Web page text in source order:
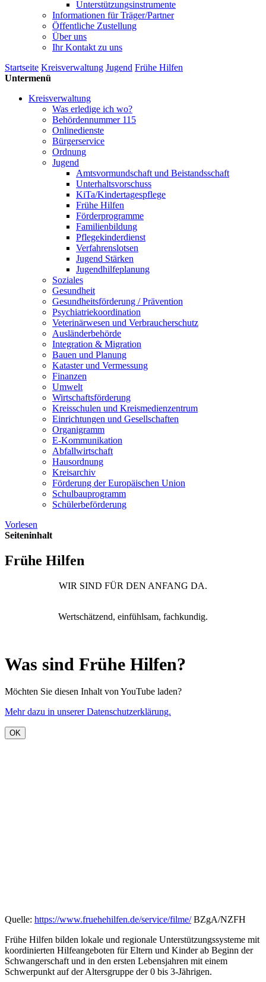
Unterstützungs­instrumente
Informationen für Träger/Partner
Öffentliche Zustellung
Über uns
Ihr Kontakt zu uns
Startseite Kreisverwaltung Jugend Frühe Hilfen
Untermenü
Kreisverwaltung
Was erledige ich wo?
Behördennummer 115
Onlinedienste
Bürgerservice
Ordnung
Jugend
Amtsvormundschaft und Beistandsschaft
Unterhaltsvorschuss
KiTa/Kindertagespflege
Frühe Hilfen
Förderprogramme
Familienbildung
Pflegekinderdienst
Verfahrenslotsen
Jugend Stärken
Jugendhilfeplanung
Soziales
Gesundheit
Gesundheits­förderung / Prävention
Psychiatriekoordination
Veterinärwesen und Verbraucherschutz
Ausländerbehörde
Integration & Migration
Bauen und Planung
Kataster und Vermessung
Finanzen
Umwelt
Wirtschaftsförderung
Kreisschulen und Kreismedienzentrum
Einrichtungen und Gesellschaften
Organigramm
E-Kommunikation
Abfallwirtschaft
Hausordnung
Kreisarchiv
Förderung der Europäischen Union
Schulbauprogramm
Schülerbeförderung
Vorlesen
Seiteninhalt
Frühe Hilfen
WIR SIND FÜR DEN ANFANG DA.
Wertschätzend, einfühlsam, fachkundig.
Was sind Frühe Hilfen?
Möchten Sie diesen Inhalt von YouTube laden?
Mehr dazu in unserer Datenschutzerklärung.
OK
Quelle: https://www.fruehehilfen.de/service/filme/BZgA/NZFH
Frühe Hilfen bilden lokale und regionale Unterstützungssysteme mit
koordinierten Hilfeangeboten für Eltern und Kinder ab Beginn der
Schwangerschaft und in den ersten Lebensjahren mit einem
Schwerpunkt auf der Altersgruppe der 0 bis 3-Jährigen.